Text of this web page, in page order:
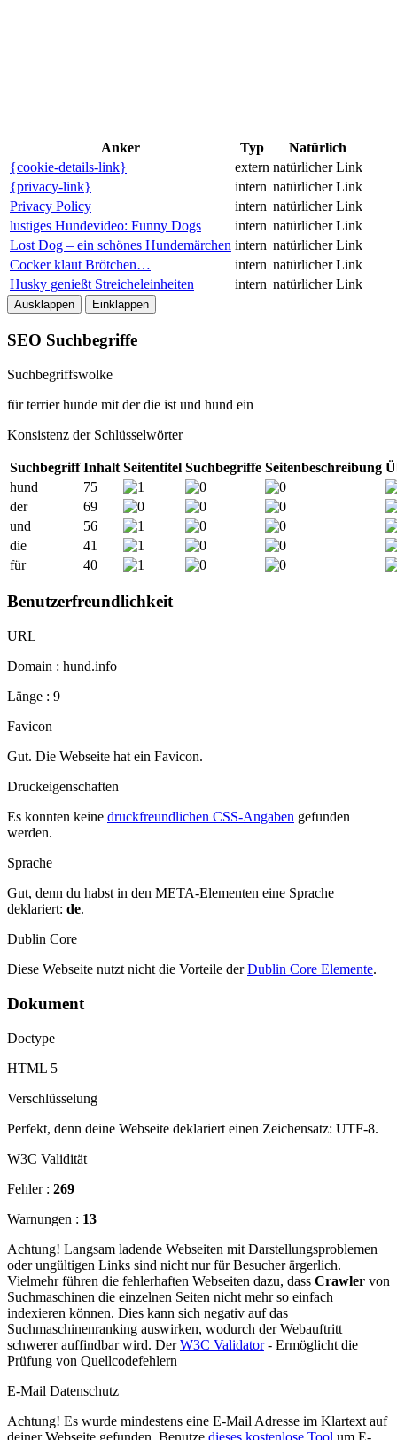
Anker Typ
Natürlich
{cookie-details-link}
extern natürlicher Link
{privacy-link}
intern natürlicher Link
Privacy Policy
intern natürlicher Link
lustiges Hundevideo: Funny Dogs
intern natürlicher Link
Lost Dog – ein schönes Hundemärchen intern natürlicher Link
Cocker klaut Brötchen…
intern natürlicher Link
Husky genießt Streicheleinheiten
intern natürlicher Link
Ausklappen Einklappen
SEO Suchbegriffe
Suchbegriffswolke
für terrier hunde mit der die ist und hund ein
Konsistenz der Schlüsselwörter
Suchbegriff Inhalt Seitentitel Suchbegriffe Seitenbeschreibung
hund
75
der
69
und
56
die
41
für
40
Benutzerfreundlichkeit
URL
Domain : hund.info
Länge : 9
Favicon
Gut. Die Webseite hat ein Favicon.
Druckeigenschaften
Es konnten keine druckfreundlichen CSS-Angaben gefunden
werden.
Sprache
Gut, denn du habst in den META-Elementen eine Sprache
deklariert: de.
Dublin Core
Diese Webseite nutzt nicht die Vorteile derDublin Core Elemente.
Dokument
Doctype
HTML 5
Verschlüsselung
Perfekt, denn deine Webseite deklariert einen Zeichensatz: UTF-8.
W3C Validität
Fehler : 269
Warnungen : 13
Achtung! Langsam ladende Webseiten mit Darstellungsproblemen
oder ungültigen Links sind nicht nur für Besucher ärgerlich.
Vielmehr führen die fehlerhaften Webseiten dazu, dass Crawler von
Suchmaschinen die einzelnen Seiten nicht mehr so einfach
indexieren können. Dies kann sich negativ auf das
Suchmaschinenranking auswirken, wodurch der Webauftritt
schwerer auffindbar wird. DerW3C Validator- Ermöglicht die
Prüfung von Quellcodefehlern
E-Mail Datenschutz
Achtung! Es wurde mindestens eine E-Mail Adresse im Klartext auf
deiner Webseite gefunden. Benutze dieses kostenlose Tool um E-